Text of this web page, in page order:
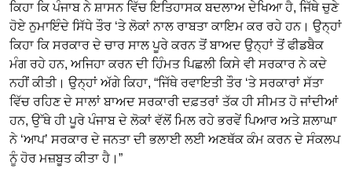
ਕਿਹਾ ਕਿ ਪੰਜਾਬ ਨੇ ਸ਼ਾਸਨ ਵਿੱਚ ਇਤਿਹਾਸਕ ਬਦਲਾਅ ਦੇਖਿਆ ਹੈ, ਜਿੱਥੇ ਚੁਣੇ
ਹੋਏ ਨੁਮਾਇੰਦੇ ਸਿੱਧੇ ਤੌਰ ‘ਤੇ ਲੋਕਾਂ ਨਾਲ ਰਾਬਤਾ ਕਾਇਮ ਕਰ ਰਹੇ ਹਨ। ਉਨ੍ਹਾਂ
ਕਿਹਾ ਕਿ ਸਰਕਾਰ ਦੇ ਚਾਰ ਸਾਲ ਪੂਰੇ ਕਰਨ ਤੋਂ ਬਾਅਦ ਉਨ੍ਹਾਂ ਤੋਂ ਫੀਡਬੈਕ
ਮੰਗ ਰਹੇ ਹਨ, ਅਜਿਹਾ ਕਰਨ ਦੀ ਹਿੰਮਤ ਪਿਛਲੀ ਕਿਸੇ ਵੀ ਸਰਕਾਰ ਨੇ ਕਦੇ
ਨਹੀਂ ਕੀਤੀ। ਉਨ੍ਹਾਂ ਅੱਗੇ ਕਿਹਾ, “ਜਿੱਥੇ ਰਵਾਇਤੀ ਤੌਰ ‘ਤੇ ਸਰਕਾਰਾਂ ਸੱਤਾ
ਵਿੱਚ ਰਹਿਣ ਦੇ ਸਾਲਾਂ ਬਾਅਦ ਸਰਕਾਰੀ ਦਫ਼ਤਰਾਂ ਤੱਕ ਹੀ ਸੀਮਤ ਹੋ ਜਾਂਦੀਆਂ
ਹਨ, ਉੱਥੇ ਹੀ ਪੂਰੇ ਪੰਜਾਬ ਦੇ ਲੋਕਾਂ ਵੱਲੋਂ ਮਿਲ ਰਹੇ ਭਰਵੇਂ ਪਿਆਰ ਅਤੇ ਸ਼ਲਾਘਾ
ਨੇ ‘ਆਪ’ ਸਰਕਾਰ ਦੇ ਜਨਤਾ ਦੀ ਭਲਾਈ ਲਈ ਅਣਥੱਕ ਕੰਮ ਕਰਨ ਦੇ ਸੰਕਲਪ
ਨੂੰ ਹੋਰ ਮਜ਼ਬੂਤ ਕੀਤਾ ਹੈ।”